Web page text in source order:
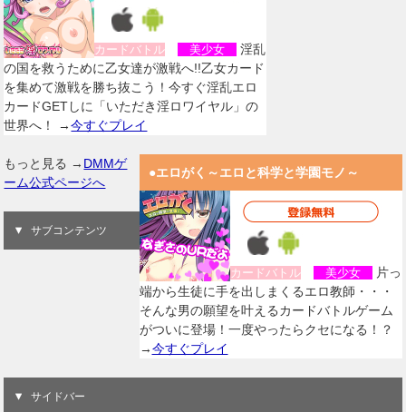
カードバトル 美少女
淫乱
の国を救うために乙女達が激戦へ!!乙女カード
を集めて激戦を勝ち抜こう！今すぐ淫乱エロ
カードGETしに「いただき淫ロワイヤル」の
世界へ！ →今すぐプレイ
●エロがく～エロと科学と学園モノ～
カードバトル 美少女
片っ
端から生徒に手を出しまくるエロ教師・・・
そんな男の願望を叶えるカードバトルゲーム
がついに登場！一度やったらクセになる！？
→今すぐプレイ
もっと見る → DMMゲ
ーム公式ページへ
サブコンテンツ
サイドバー